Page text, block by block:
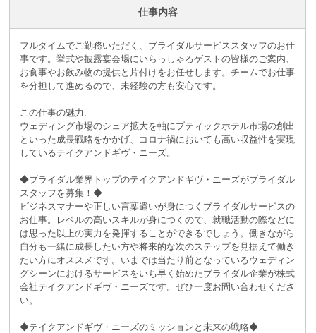
仕事内容
フルタイムでご勤務いただく、ブライダルサービススタッフのお仕
事です。挙式や披露宴会場にいらっしゃるゲストの皆様のご案内、
お食事やお飲み物の提供と片付けをお任せします。チームでお仕事
を分担して進めるので、未経験の方も安心です。
この仕事の魅力:
ウェディング市場のシェア拡大を軸にブティックホテル市場の創出
といった成長戦略をかかげ、コロナ禍においても高い収益性を実現
しているテイクアンドギヴ・ニーズ。
◆ブライダル業界トップのテイクアンドギヴ・ニーズがブライダル
スタッフを募集！◆
ビジネスマナーや正しい言葉遣いが身につくブライダルサービスの
お仕事。レベルの高いスキルが身につくので、就職活動の際などに
は思った以上の実力を発揮することができるでしょう。働きながら
自分も一緒に成長したい方や将来的な次のステップを見据えて働き
たい方にオススメです。いまでは当たり前となっているウェディン
グシーンにおけるサービスをいち早く始めたブライダル企業が株式
会社テイクアンドギヴ・ニーズです。ぜひ一度お問い合わせくださ
い。
◆テイクアンドギヴ・ニーズのミッションと未来の戦略◆